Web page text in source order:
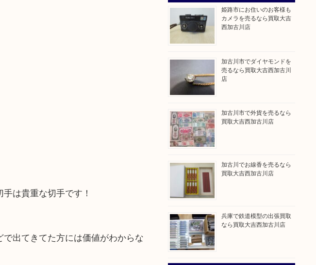
は貴重な切手です！
出てきてた方には価値がわからな
姫路市にお住いのお客様も
カメラを売るなら買取大吉
西加古川店
加古川市でダイヤモンドを
売るなら買取大吉西加古川
店
加古川市で外貨を売るなら
買取大吉西加古川店
加古川でお線香を売るなら
買取大吉西加古川店
兵庫で鉄道模型の出張買取
なら買取大吉西加古川店